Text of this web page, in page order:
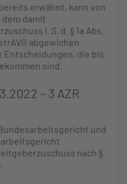
erwähnt, kann von
damit
i. S. d. § 1a Abs.
abgewichen
Entscheidungen, die bis
sind.
– 3 AZR
und
nach §